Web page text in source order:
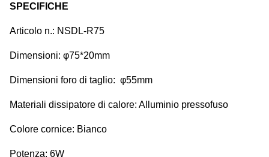
SPECIFICHE
Articolo n.: NSDL-R75
Dimensioni: φ75*20mm
Dimensioni foro di taglio: φ55mm
Materiali dissipatore di calore: Alluminio pressofuso
Colore cornice: Bianco
Potenza: 6W